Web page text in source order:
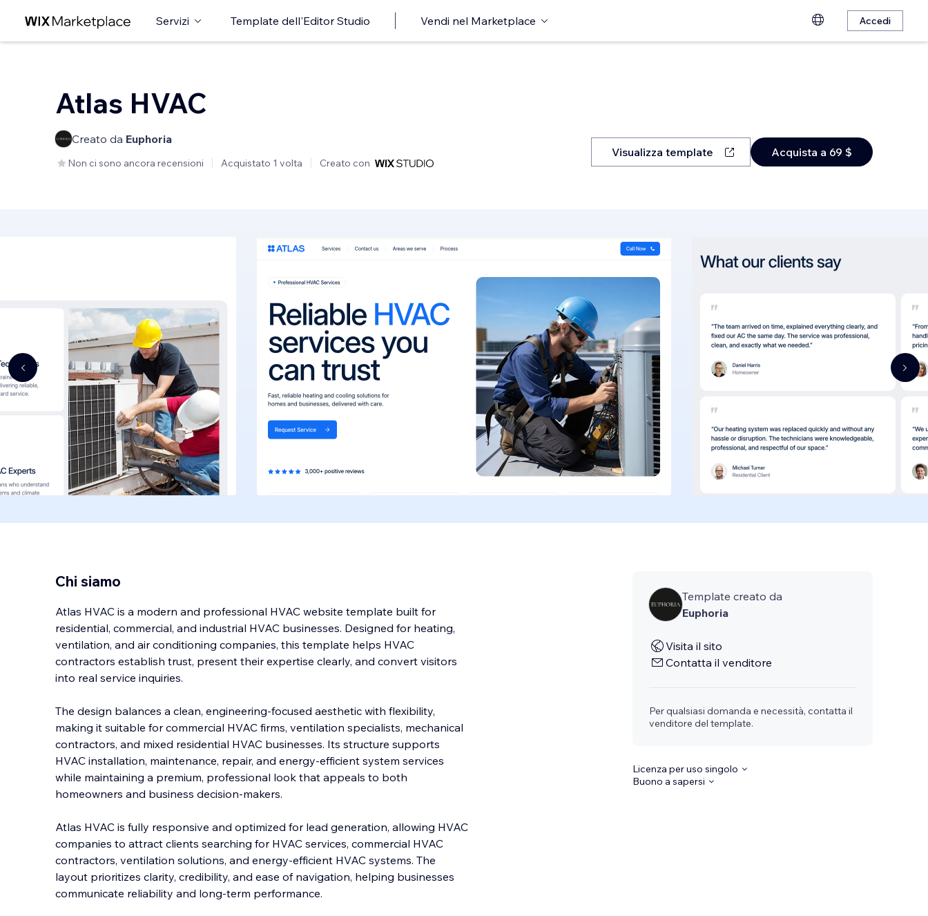
Servizi Template dell'Editor Studio Vendi nel Marketplace Accedi
Atlas HVAC
Creato da Euphoria
Non ci sono ancora recensioni Acquistato 1 volta Creato con
Visualizza template Acquista a 69 $
Chi siamo
Atlas HVAC is a modern and professional HVAC website template built for
residential, commercial, and industrial HVAC businesses. Designed for heating,
ventilation, and air conditioning companies, this template helps HVAC
contractors establish trust, present their expertise clearly, and convert visitors
into real service inquiries.
The design balances a clean, engineering-focused aesthetic with flexibility,
making it suitable for commercial HVAC firms, ventilation specialists, mechanical
contractors, and mixed residential HVAC businesses. Its structure supports
HVAC installation, maintenance, repair, and energy-efficient system services
while maintaining a premium, professional look that appeals to both
homeowners and business decision-makers.
Atlas HVAC is fully responsive and optimized for lead generation, allowing HVAC
companies to attract clients searching for HVAC services, commercial HVAC
contractors, ventilation solutions, and energy-efficient HVAC systems. The
layout prioritizes clarity, credibility, and ease of navigation, helping businesses
communicate reliability and long-term performance.
Template creato da
Euphoria
Visita il sito
Contatta il venditore
Per qualsiasi domanda e necessità, contatta il
venditore del template.
Licenza per uso singolo
Buono a sapersi